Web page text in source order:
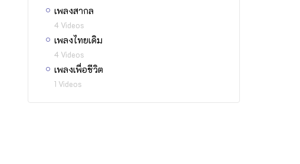
เพลงสากล
4 Videos
เพลงไทยเดิม
4 Videos
เพลงเพื่อชีวิต
1 Videos